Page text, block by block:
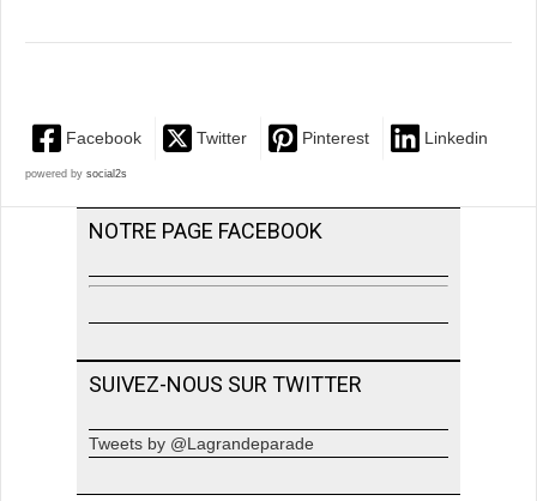
Facebook Twitter Pinterest Linkedin
powered by social2s
NOTRE PAGE FACEBOOK
SUIVEZ-NOUS SUR TWITTER
Tweets by @Lagrandeparade